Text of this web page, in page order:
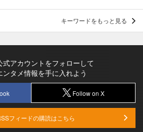
キーワードをもっと見る
式アカウントをフォローして
ンタメ情報を手に入れよう
Follow on X
フィードの購読はこちら